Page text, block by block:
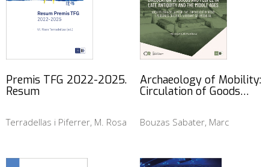
Premis TFG 2022-2025.
Resum
Terradellas i Piferrer, M. Rosa
Archaeology of Mobility:
Circulation of Goods…
Bouzas Sabater, Marc